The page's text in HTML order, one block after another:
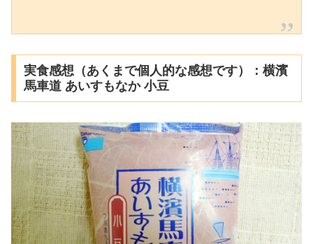
実食感想（あくまで個人的な感想です）：横濱
馬車道 あいすもなか 小豆